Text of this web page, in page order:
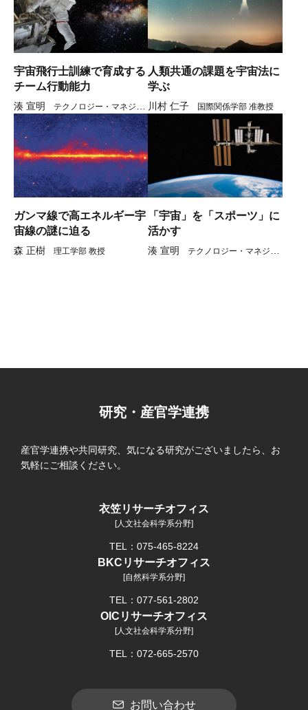
宇宙飛行士訓練で育成する
チーム行動能力
湊 宣明
テクノロジー・マネジメ
ント研究科 教授
人類共通の課題を宇宙法に
学ぶ
川村 仁子 国際関係学部 准教授
ガンマ線で高エネルギー宇
宙線の謎に迫る
森 正樹 理工学部 教授
「宇宙」を「スポーツ」に
活かす
湊 宣明
テクノロジー・マネジメ
研究・産官学連携
産官学連携や共同研究、気になる研究がございましたら、お
気軽にご相談ください。
衣笠リサーチオフィス
[人文社会科学系分野]
TEL：075-465-8224
BKCリサーチオフィス
[自然科学系分野]
TEL：077-561-2802
OICリサーチオフィス
[人文社会科学系分野]
TEL：072-665-2570
お問い合わせ